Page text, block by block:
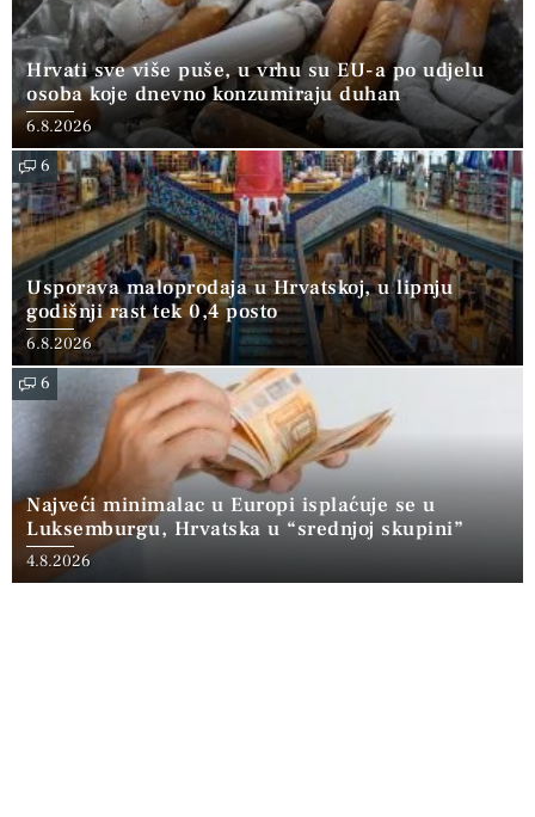
Hrvati sve više puše, u vrhu su EU-a po udjelu
osoba koje dnevno konzumiraju duhan
6.8.2026
6
Usporava maloprodaja u Hrvatskoj, u lipnju
godišnji rast tek 0,4 posto
6.8.2026
6
Najveći minimalac u Europi isplaćuje se u
Luksemburgu, Hrvatska u “srednjoj skupini”
4.8.2026